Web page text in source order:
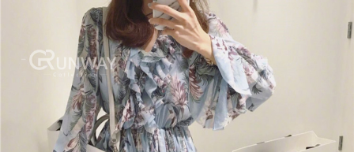
付款後7-11取貨
每筆NT$60，滿NT$299(含以上)免運費
宅配
每筆NT$100，滿NT$999(含以上)免運費